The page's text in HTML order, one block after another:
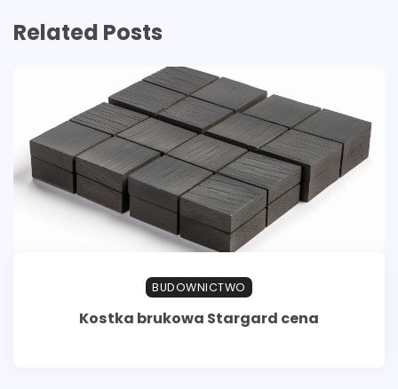
Related Posts
BUDOWNICTWO
Kostka brukowa Stargard cena